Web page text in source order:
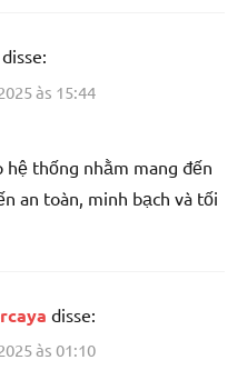
disse:
às 15:44
hệ thống nhằm mang đến
an toàn, minh bạch và tối
disse:
às 01:10